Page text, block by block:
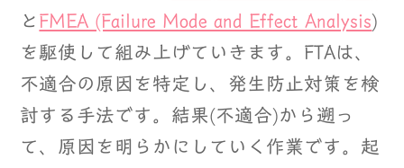
と FMEA (Failure Mode and Effect Analysis)
を駆使して組み上げていきます。FTAは、
不適合の原因を特定し、発生防止対策を検
討する手法です。結果(不適合)から遡っ
て、原因を明らかにしていく作業です。起